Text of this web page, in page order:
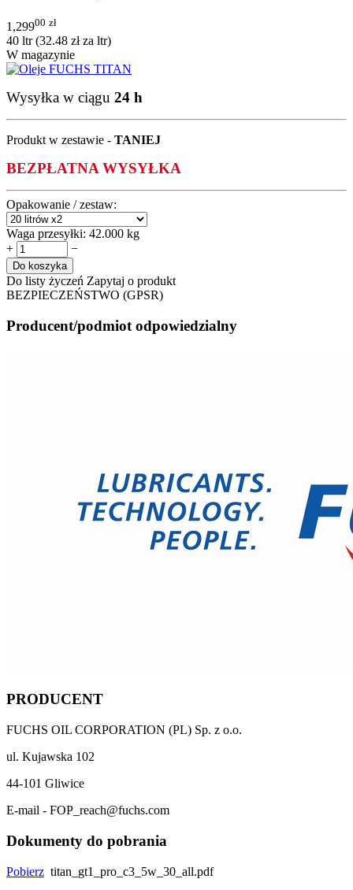
1,29900 zł
40 ltr (32.48 złza ltr)
W magazynie
Wysyłka w ciągu 24 h
Produkt w zestawie - TANIEJ
BEZPŁATNA WYSYŁKA
Opakowanie / zestaw:
Waga przesyłki: 42.000 kg
+
−
Do koszyka
Do listy życzeń Zapytaj o produkt
BEZPIECZEŃSTWO (GPSR)
Producent/podmiot odpowiedzialny
PRODUCENT
FUCHS OIL CORPORATION (PL) Sp. z o.o.
ul. Kujawska 102
44-101 Gliwice
E-mail - FOP_reach@fuchs.com
Dokumenty do pobrania
Pobierz titan_gt1_pro_c3_5w_30_all.pdf